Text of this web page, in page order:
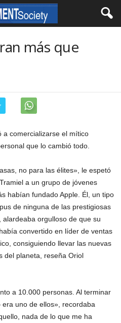
más que
a comercializarse el mítico
que lo cambió todo.
no para las élites», le espetó
a un grupo de jóvenes
habían fundado Apple. Él, un tipo
de ninguna de las prestigiosas
orgulloso de que su
convertido en líder de ventas
consiguiendo llevar las nuevas
del planeta, reseña Oriol
a 10.000 personas. Al terminar
uno de ellos», recordaba
nada de lo que me ha